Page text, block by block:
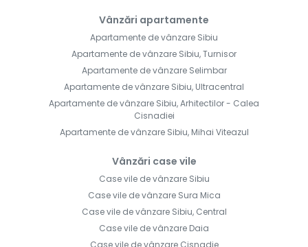
Vânzări apartamente
Apartamente de vânzare Sibiu
Apartamente de vânzare Sibiu, Turnisor
Apartamente de vânzare Selimbar
Apartamente de vânzare Sibiu, Ultracentral
Apartamente de vânzare Sibiu, Arhitectilor - Calea
Cisnadiei
Apartamente de vânzare Sibiu, Mihai Viteazul
Vânzări case vile
Case vile de vânzare Sibiu
Case vile de vânzare Sura Mica
Case vile de vânzare Sibiu, Central
Case vile de vânzare Daia
Case vile de vânzare Cisnadie